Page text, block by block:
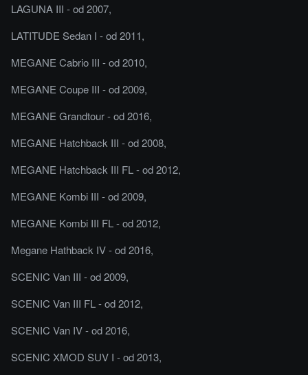
LAGUNA III - od 2007,
LATITUDE Sedan I - od 2011,
MEGANE Cabrio III - od 2010,
MEGANE Coupe III - od 2009,
MEGANE Grandtour - od 2016,
MEGANE Hatchback III - od 2008,
MEGANE Hatchback III FL - od 2012,
MEGANE Kombi III - od 2009,
MEGANE Kombi III FL - od 2012,
Megane Hathback IV - od 2016,
SCENIC Van III - od 2009,
SCENIC Van III FL - od 2012,
SCENIC Van IV - od 2016,
SCENIC XMOD SUV I - od 2013,